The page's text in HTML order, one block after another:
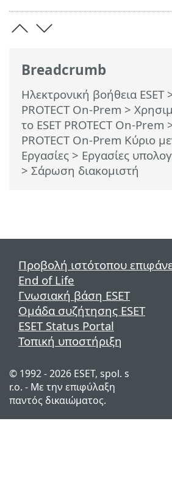
Breadcrumb
Ηλεκτρονική βοήθεια ESET
PROTECT On-Prem >
το ESET PROTECT On-Prem
PROTECT On-Prem Κύριο
Εργασίες > Εργασίες
> Σάρωση διακομιστή
Προβολή ιστότοπου
End of Life
Γνωσιακή βάση ESET
Ομάδα συζήτησης ESET
ESET Status Portal
Τοπική υποστήριξη
© 1992 - 2026 ESET, spol. s
r.o. - Με την επιφύλαξη
παντός δικαιώματος.